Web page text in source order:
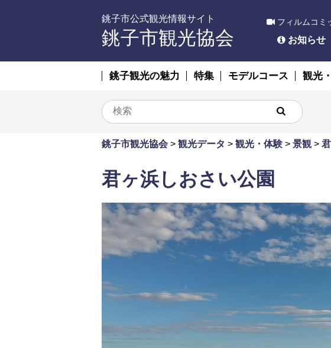
銚子市公式観光情報サイト
銚子市観光協会
フィルムコミ
お知らせ
銚子観光の魅力 特集 モデルコース 観光
銚子市観光協会 > 観光データ > 観光・体験 > 景観>
君ヶ浜しおさい公園